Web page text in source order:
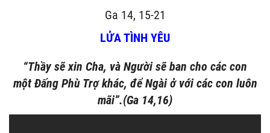
Ga 14, 15-21
LỬA TÌNH YÊU
“Thầy sẽ xin Cha, và Người sẽ ban cho các con
một Đấng Phù Trợ khác, để Ngài ở với các con luôn
mãi”.(Ga 14,16)